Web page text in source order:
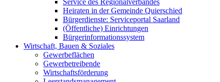
Service des Regionalverbandes
Heiraten in der Gemeinde Quierschied
Bürgerdienste: Serviceportal Saarland
(Öffentliche) Einrichtungen
Bürgerinformationssystem
Wirtschaft, Bauen & Soziales
Gewerbeflächen
Gewerbetreibende
Wirtschaftsförderung